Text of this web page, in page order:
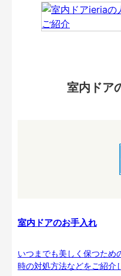
室内ドア
室内ドアのお手入れ
いつまでも美しく保つため
時の対処方法などをご紹介